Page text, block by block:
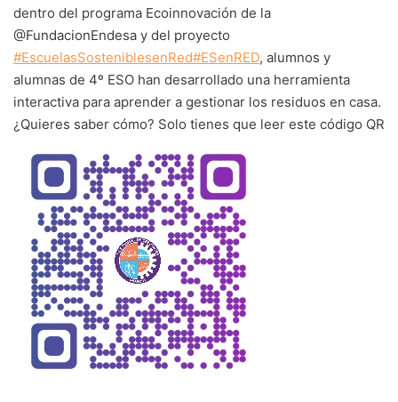
dentro del programa Ecoinnovación de la
@FundacionEndesa y del proyecto
#EscuelasSosteniblesenRed#ESenRED, alumnos y
alumnas de 4º ESO han desarrollado una herramienta
interactiva para aprender a gestionar los residuos en casa.
¿Quieres saber cómo? Solo tienes que leer este código QR